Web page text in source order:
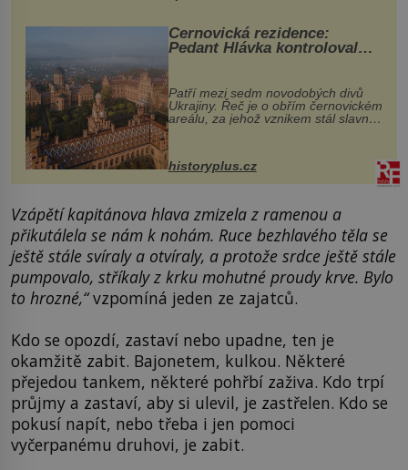
Černovická rezidence:
Pedant Hlávka kontroloval
Patří mezi sedm novodobých divů
Ukrajiny. Řeč je o obřím černovickém
areálu, za jehož vznikem stál slavný
český architekt Josef Hlávka. Ten si
na něm dal mimořádně záležet. Jeho
historyplus.cz
Vzápětí kapitánova hlava zmizela z ramenou a
přikutálela se nám k nohám. Ruce bezhlavého těla se
ještě stále svíraly a otvíraly, a protože srdce ještě stále
pumpovalo, stříkaly z krku mohutné proudy krve. Bylo
to hrozné,“vzpomíná jeden ze zajatců.
Kdo se opozdí, zastaví nebo upadne, ten je
okamžitě zabit. Bajonetem, kulkou. Některé
přejedou tankem, některé pohřbí zaživa. Kdo trpí
průjmy a zastaví, aby si ulevil, je zastřelen. Kdo se
pokusí napít, nebo třeba i jen pomoci
vyčerpanému druhovi, je zabit.